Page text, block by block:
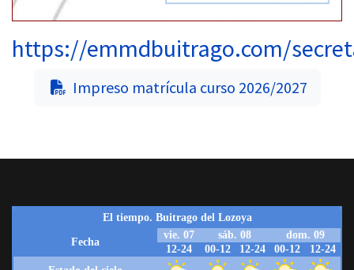
https://emmdbuitrago.com/
Impreso matrícula curso 2026/2027